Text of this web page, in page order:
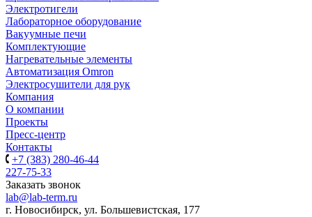
Электротигели
Лабораторное оборудование
Вакуумные печи
Комплектующие
Нагревательные элементы
Автоматизация Omron
Электросушители для рук
Компания
О компании
Проекты
Пресс-центр
Контакты
+7 (383) 280-46-44
227-75-33
Заказать звонок
lab@lab-term.ru
г. Новосибирск, ул. Большевистская, 177